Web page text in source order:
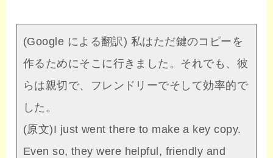
(Google による翻訳) 私はただ鍵のコピーを
作るためにそこに行きました。それでも、彼
らは親切で、フレンドリーでそして効率的で
した。
(原文)I just went there to make a key copy.
Even so, they were helpful, friendly and